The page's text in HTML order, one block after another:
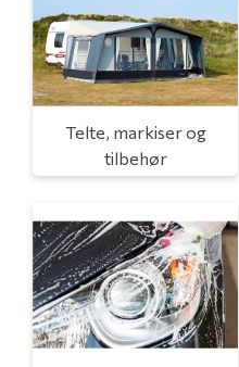
Telte, markiser og
tilbehør